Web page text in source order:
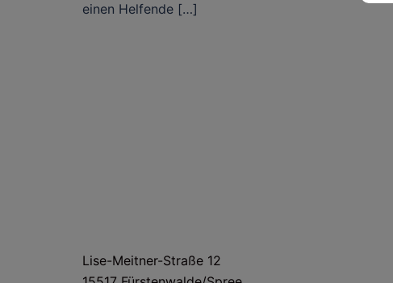
einen Helfende […]
Lise-Meitner-Straße 12